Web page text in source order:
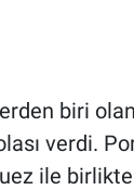
biri olan
verdi.
ile